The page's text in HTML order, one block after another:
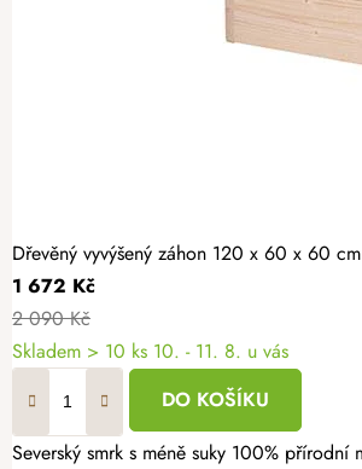
Dřevěný vyvýšený záhon 120 x 60 x 60 cm
1 672 Kč
2 090 Kč
Skladem > 10 ks 10. - 11. 8. u vás
DO KOŠÍKU
Severský smrk s méně suky 100% přírodní materiál Čtyřstranně hoblovaný masiv Pěstujte vlastní zeleninu, bylinky nebo jahody jednoduše a s radostí. Dřevěný vyvýšený záhon 120 × 60 × 60 cm nabízí